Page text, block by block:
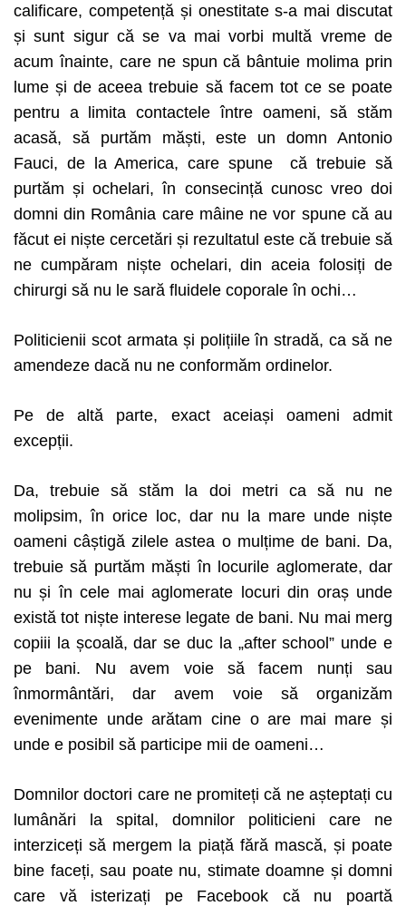
calificare, competență și onestitate s-a mai discutat
și sunt sigur că se va mai vorbi multă vreme de
acum înainte, care ne spun că bântuie molima prin
lume și de aceea trebuie să facem tot ce se poate
pentru a limita contactele între oameni, să stăm
acasă, să purtăm măști, este un domn Antonio
Fauci, de la America, care spune că trebuie să
purtăm și ochelari, în consecință cunosc vreo doi
domni din România care mâine ne vor spune că au
făcut ei niște cercetări și rezultatul este că trebuie să
ne cumpăram niște ochelari, din aceia folosiți de
chirurgi să nu le sară fluidele coporale în ochi…
Politicienii scot armata și polițiile în stradă, ca să ne
amendeze dacă nu ne conformăm ordinelor.
Pe de altă parte, exact aceiași oameni admit
excepții.
Da, trebuie să stăm la doi metri ca să nu ne
molipsim, în orice loc, dar nu la mare unde niște
oameni câștigă zilele astea o mulțime de bani. Da,
trebuie să purtăm măști în locurile aglomerate, dar
nu și în cele mai aglomerate locuri din oraș unde
există tot niște interese legate de bani. Nu mai merg
copiii la școală, dar se duc la „after school” unde e
pe bani. Nu avem voie să facem nunți sau
înmormântări, dar avem voie să organizăm
evenimente unde arătam cine o are mai mare și
unde e posibil să participe mii de oameni…
Domnilor doctori care ne promiteți că ne așteptați cu
lumânări la spital, domnilor politicieni care ne
interziceți să mergem la piață fără mască, și poate
bine faceți, sau poate nu, stimate doamne și domni
care vă isterizați pe Facebook că nu poartă